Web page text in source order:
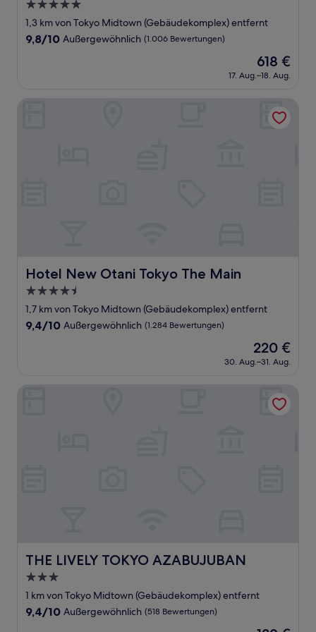
5.0-
Sterne-
Unterkunft
1,3 km von Tokyo Midtown (Gebäudekomplex) entfernt
9.8
Bewertungen)
9,8/10 Außergewöhnlich (1.006 Bewertungen)
Der
Preis
beträgt
618 €
17. Aug.–18. Aug.
Hotel New Otani Tokyo The Main
Hotel New Otani Tokyo The Main
4.5-
Sterne-
Unterkunft
1,7 km von Tokyo Midtown (Gebäudekomplex) entfernt
9.4
Bewertungen)
9,4/10 Außergewöhnlich (1.284 Bewertungen)
Der
Preis
beträgt
220 €
30. Aug.–31. Aug.
THE LIVELY TOKYO AZABUJUBAN
THE LIVELY TOKYO AZABUJUBAN
3.0-
Sterne-
Unterkunft
1 km von Tokyo Midtown (Gebäudekomplex) entfernt
9.4
9,4/10 Außergewöhnlich (518 Bewertungen)